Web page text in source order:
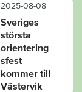
2025-08-08
Sveriges
största
orientering
sfest
kommer till
Västervik